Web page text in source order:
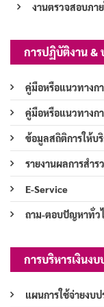
งานตรวจสอบภา
การปฏิบัติงาน &
คู่มือหรือแนวทางก
คู่มือหรือแนวทางก
ข้อมูลสถิติการให้บ
รายงานผลการสำร
E-Service
ถาม-ตอบปัญหาทั่ว
การบริหารเงินง
แผนการใช้จ่ายงบ